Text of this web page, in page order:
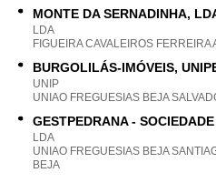
MONTE DA SERNADINHA,
LDA
FIGUEIRA CAVALEIROS FERREIRA
BURGOLILÁS-IMÓVEIS,
UNIP
UNIAO FREGUESIAS BEJA
GESTPEDRANA -
LDA
UNIAO FREGUESIAS BEJA
BEJA